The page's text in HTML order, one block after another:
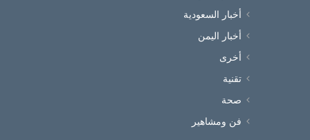
أخبار السعودية
أخبار اليمن
أخرى
تقنية
صحة
فن ومشاهير